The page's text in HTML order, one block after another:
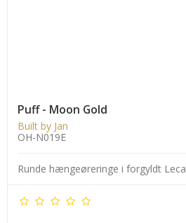
Puff - Moon Gold
Built by Jan
OH-N019E
Runde hængeøreringe i forgyldt Leca